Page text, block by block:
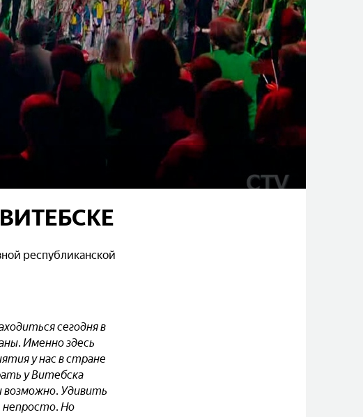
республиканской
сегодня в
Именно здесь
у нас в стране
у Витебска
возможно. Удивить
непросто. Но